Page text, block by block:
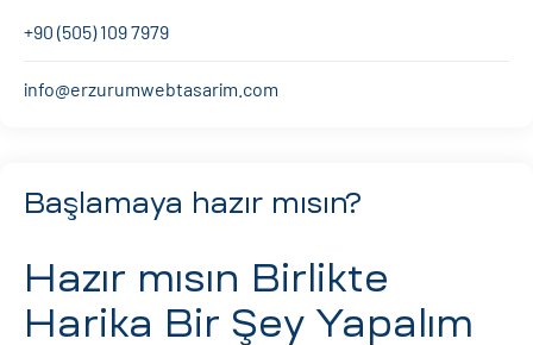
+90 (505) 109 7979
info@erzurumwebtasarim.com
Başlamaya hazır mısın?
Hazır mısın Birlikte
Harika Bir Şey Yapalım